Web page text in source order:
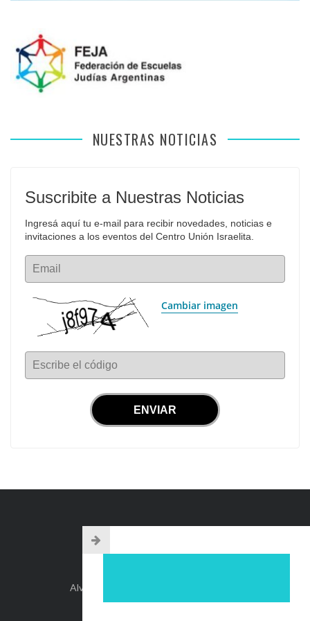
NUESTRAS NOTICIAS
Suscribite a Nuestras Noticias
Ingresá aquí tu e-mail para recibir novedades, noticias e
invitaciones a los eventos del Centro Unión Israelita.
Email
Cambiar imagen
Escribe el código
INFO DE CONTACTO
Alvear 254, Córdoba Capital, Argentina.
+54-351-5892071